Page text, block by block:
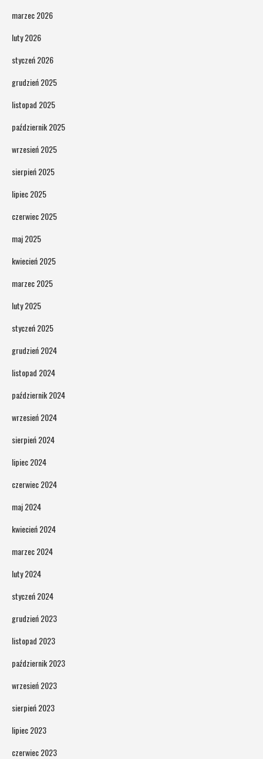
marzec 2026
luty 2026
styczeń 2026
grudzień 2025
listopad 2025
październik 2025
wrzesień 2025
sierpień 2025
lipiec 2025
czerwiec 2025
maj 2025
kwiecień 2025
marzec 2025
luty 2025
styczeń 2025
grudzień 2024
listopad 2024
październik 2024
wrzesień 2024
sierpień 2024
lipiec 2024
czerwiec 2024
maj 2024
kwiecień 2024
marzec 2024
luty 2024
styczeń 2024
grudzień 2023
listopad 2023
październik 2023
wrzesień 2023
sierpień 2023
lipiec 2023
czerwiec 2023